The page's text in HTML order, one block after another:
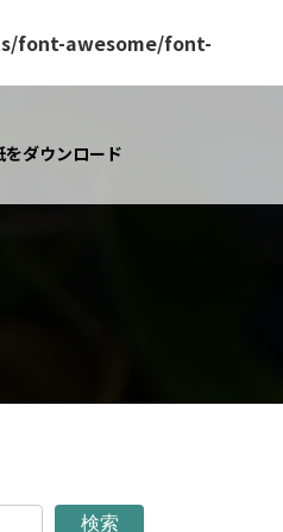
font-awesome/font-
をダウンロード
検索